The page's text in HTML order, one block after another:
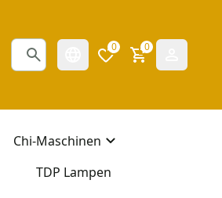
0 0
Chi-Maschinen
TDP Lampen